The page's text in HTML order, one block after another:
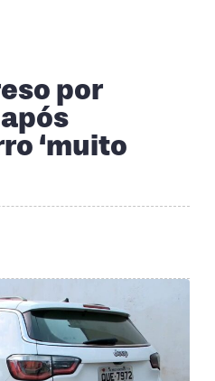
por
‘muito